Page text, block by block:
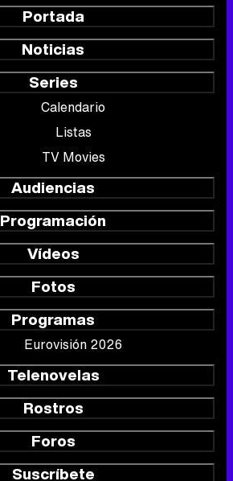
Portada
Noticias
Series
Calendario
Listas
TV Movies
Audiencias
Programación
Vídeos
Fotos
Programas
Eurovisión 2026
Telenovelas
Rostros
Foros
Suscríbete